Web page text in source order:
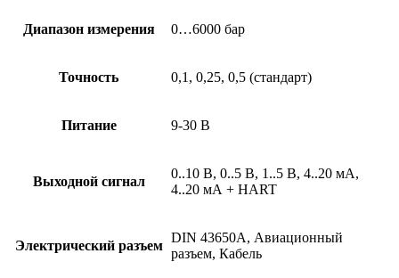
Диапазон измерения 0…6000 бар
Точность 0,1, 0,25, 0,5 (стандарт)
Питание 9-30 В
Выходной сигнал
0..10 В, 0..5 В, 1..5 В, 4..20 мА,
4..20 мА + HART
Электрический разъем
DIN 43650A, Авиационный
разъем, Кабель